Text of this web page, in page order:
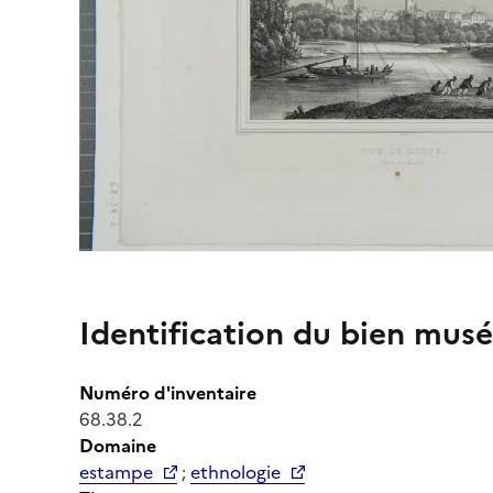
Identification du bien
Numéro d'inventaire
68.38.2
Domaine
estampe
;ethnologie